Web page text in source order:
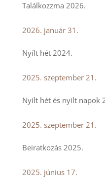
Találkozzma 2026.
2026. január 31.
Nyílt hét 2024.
2025. szeptember 21.
Nyílt hét és nyílt napok
2025. szeptember 21.
Beiratkozás 2025.
2025. június 17.